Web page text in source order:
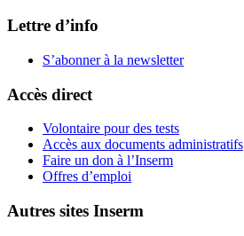
Lettre d’info
S’abonner à la newsletter
Accès direct
Volontaire pour des tests
Accès aux documents administratifs
Faire un don à l’Inserm
Offres d’emploi
Autres sites Inserm